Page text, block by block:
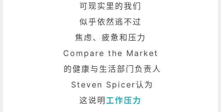
可现实里的我们
似乎依然逃不过
焦虑、疲惫和压力
Compare the Market
的健康与生活部门负责人
Steven Spicer认为
这说明 工作压力